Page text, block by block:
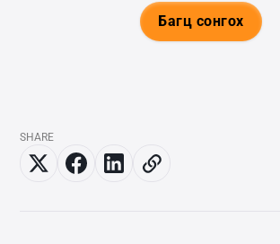
Багц сонгох
SHARE